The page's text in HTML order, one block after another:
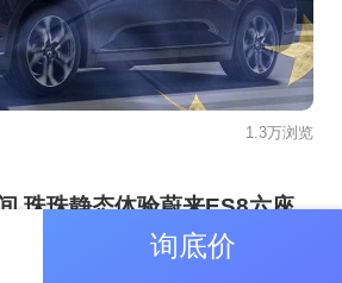
1.3万浏览
珠珠静态体验蔚来ES8六座
询底价